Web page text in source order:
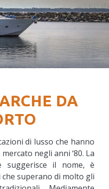
DA
di lusso che hanno
negli anni ‘80. La
suggerisce il nome, è
superano di molto gli